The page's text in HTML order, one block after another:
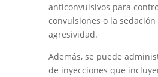
anticonvulsivos para
convulsiones o la
agresividad.
Además, se puede
de inyecciones que